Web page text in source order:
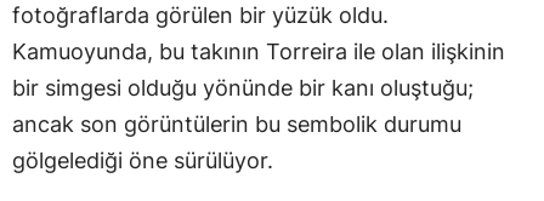
fotoğraflarda görülen bir yüzük oldu.
Kamuoyunda, bu takının Torreira ile olan ilişkinin
bir simgesi olduğu yönünde bir kanı oluştuğu;
ancak son görüntülerin bu sembolik durumu
gölgelediği öne sürülüyor.